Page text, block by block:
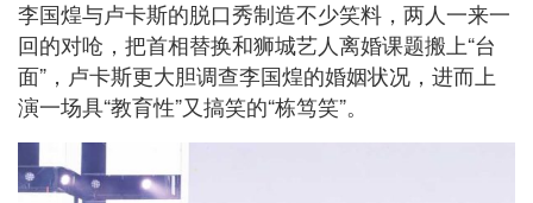
李国煌与卢卡斯的脱口秀制造不少笑料，两人一来一
回的对呛，把首相替换和狮城艺人离婚课题搬上“台
面”，卢卡斯更大胆调查李国煌的婚姻状况，进而上
演一场具“教育性”又搞笑的“栋笃笑”。